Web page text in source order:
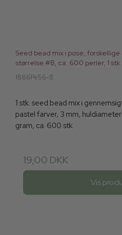
Seed bead mix i pose, forskellige
størrelse #8, ca. 600 perler, 1 stk
1886Pe56-8
1 stk. seed bead mix i
pastel farver, 3 mm,
gram, ca. 600 stk.
19,00 DKK
Vis